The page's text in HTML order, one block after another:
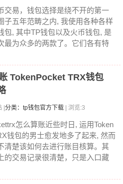
交易，钱包选择是绕不开的第一
子五年范畴之内, 我使用各种各样
包, 其中TP钱包以及火币钱包, 是
最为众多的两款了。它们各有特
TokenPocket TRX钱包
分类：tp钱包官方下载 | 浏览:3
怎么算账近些时日, 运用Token
钱包的男士愈发地多了起来, 然而
清楚该如何去进行账目核算。其
的交易记录很清楚，只是入口藏